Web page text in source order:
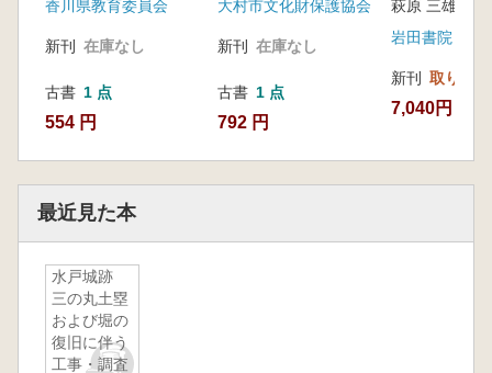
香川県教育委員会
新刊 在庫なし
古書 1 点
554 円
大村市文化財保護協会
新刊 在庫なし
古書 1 点
792 円
萩原 三雄 著
岩田書院
新刊 取り寄せ
7,040円
最近見た本
水戸城跡
三の丸土塁
および堀の
復旧に伴う
工事・調査